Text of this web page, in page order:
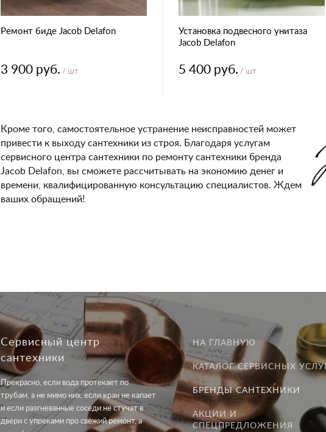
Кроме того, самостоятельное устранение неисправностей может
привести к выходу сантехники из строя. Благодаря услугам
сервисного центра сантехники по ремонту сантехники бренда
Jacob Delafon, вы сможете рассчитывать на экономию денег и
времени, квалифицированную консультацию специалистов. Ждем
ваших обращений!
Ремонт биде Jacob Delafon
3 900 руб. / шт
Установка подвесного унитаза
Jacob Delafon
5 400 руб. / шт
Сервисный центр
сантехники
Прекрасно, если вода протекает по
трубам, а не мимо них, если кран не капает
и если разгневанные соседи не стучат в
двери с упреками про свежий ремонт, а
НА ГЛАВНУЮ
КАТАЛОГ СЕРВИСНЫХ
БРЕНДЫ САНТЕХНИКИ
АКЦИИ И
СПЕЦПРЕДЛОЖЕНИЯ